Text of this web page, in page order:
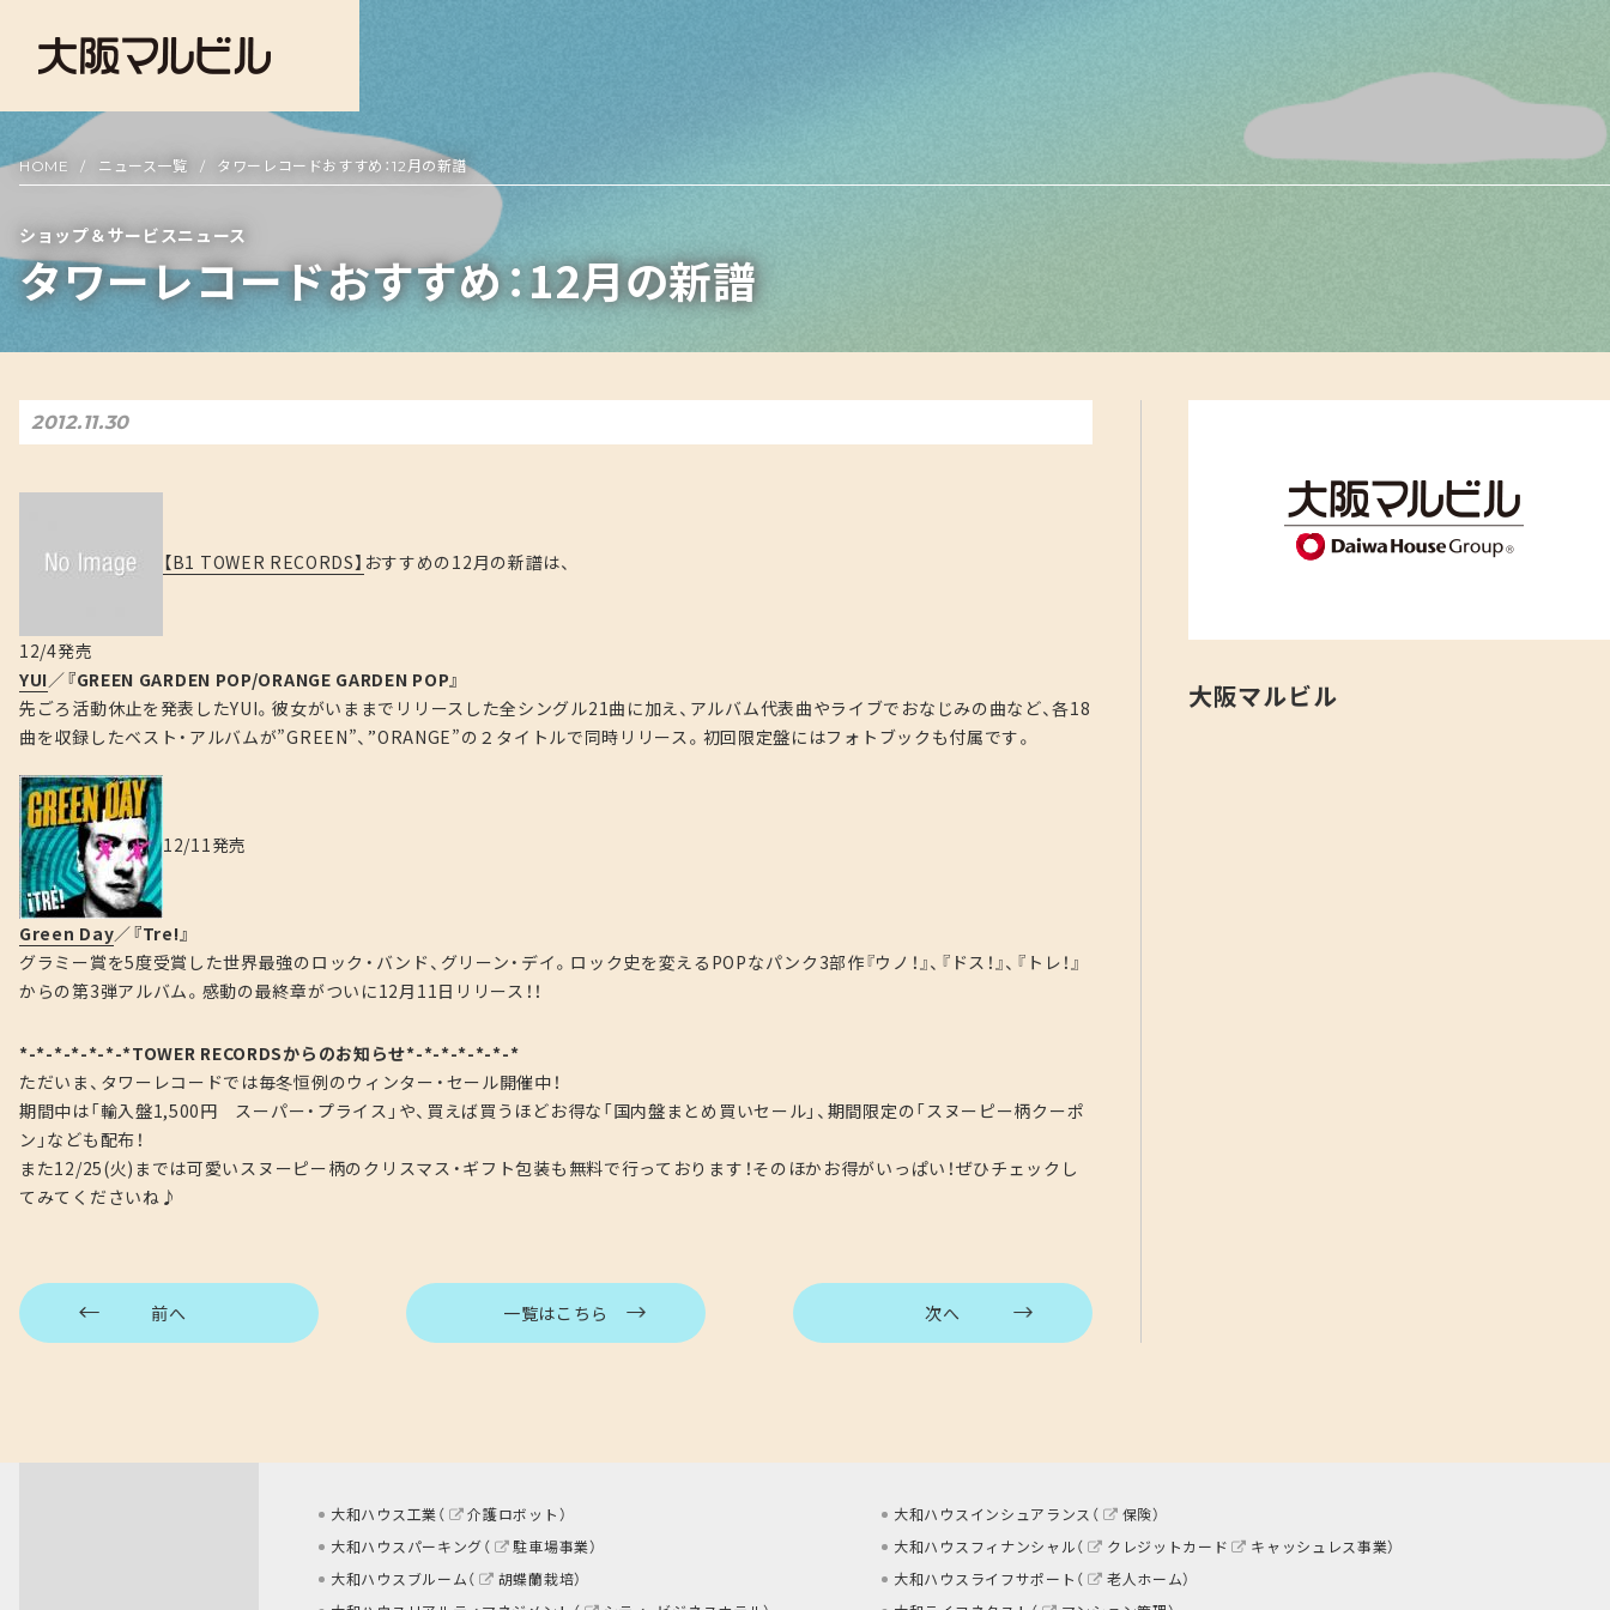
HOME ニュース一覧 タワーレコードおすすめ：12月の新譜
ショップ＆サービスニュース
タワーレコードおすすめ：12月の新譜
2012.11.30
【B1 TOWER RECORDS】 おすすめの12月の新譜は、
12/4発売
YUI／『GREEN GARDEN POP/ORANGE GARDEN POP』
先ごろ活動休止を発表したYUI。彼女がいままでリリースした全シングル21曲に加え、アルバム代表曲やライブでおなじみの曲など、各18
曲を収録したベスト・アルバムが”GREEN”、”ORANGE”の２タイトルで同時リリース。初回限定盤にはフォトブックも付属です。
12/11発売
Green Day／『Tre!』
グラミー賞を5度受賞した世界最強のロック・バンド、グリーン・デイ。ロック史を変えるPOPなパンク3部作『ウノ！』、『ドス！』、『トレ！』
からの第3弾アルバム。感動の最終章がついに12月11日リリース！！
*-*-*-*-*-*-*TOWER RECORDSからのお知らせ*-*-*-*-*-*-*
ただいま、タワーレコードでは毎冬恒例のウィンター・セール開催中！
期間中は「輸入盤1,500円 スーパー・プライス」や、買えば買うほどお得な「国内盤まとめ買いセール」、期間限定の「スヌーピー柄クーポ
ン」なども配布！
また12/25(火)までは可愛いスヌーピー柄のクリスマス・ギフト包装も無料で行っております！そのほかお得がいっぱい！ぜひチェックし
てみてくださいね♪
前へ 一覧はこちら 次へ
大阪マルビル
大和ハウス工業（ 介護ロボット） 大和ハウスインシュアランス（ 保険）
大和ハウスパーキング（
駐車場事業） 大和ハウスフィナンシャル（ クレジットカード キャッシュレス事業）
大和ハウスブルーム（
胡蝶蘭栽培） 大和ハウスライフサポート（ 老人ホーム）